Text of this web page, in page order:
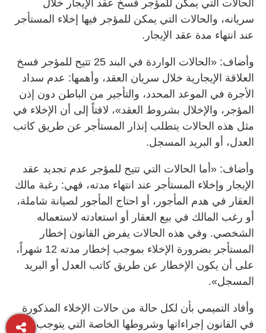
الحالات التي يمكن للمؤجر فسخ عقد الإيجار خلال
سريانه، والحالات التي يمكن للمؤجر فيها إخلاء المستأجر
عند انتهاء مدة عقد الإيجار.
وأضاف: «الحالات الواردة في البند 25 تتيح للمؤجر فسخ
العلاقة الإيجارية خلال سريان العقد، وأهمها: عدم سداد
الأجرة في الموعد المحدد، والتأجير من الباطن دون إذن
المؤجر، والإخلال بشروط العقد»، لافتاً إلى أن الإخلاء في
مثل هذه الحالات يتطلب إنذار المستأجر عن طريق كاتب
العدل، أو البريد المسجل.
وأضاف: «أما الحالات التي تتيح للمؤجر عدم تجديد عقد
الإيجار وإخلاء المستأجر عند انتهاء مدته، فهي: رغبة مالك
العقار في هدم المأجور، أو احتاج المأجور لصيانة شاملة،
أو رغب المالك في بيع العقار أو استعادته لاستعماله
الشخصي. وفي هذه الحالات يفرض القانون إخطار
المستأجر بضرورة الإخلاء بموجب إخطار مدته 12 شهراً،
على أن يكون الإخطار عن طريق كاتب العدل أو البريد
المسجل».
وأفاد التميمي بأن لكل حالة من حالات الإخلاء المذكورة
في القانون إجراءاتها وشروطها الخاصة التي يتوجب على